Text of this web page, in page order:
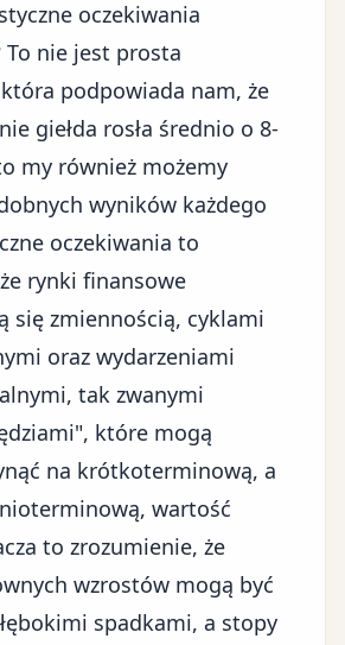
oczekiwania
To nie jest prosta
podpowiada nam, że
giełda rosła średnio o 8-
my również możemy
wyników każdego
oczekiwania to
rynki finansowe
się zmiennością, cyklami
oraz wydarzeniami
tak zwanymi
które mogą
na krótkoterminową, a
wartość
to zrozumienie, że
wzrostów mogą być
spadkami, a stopy